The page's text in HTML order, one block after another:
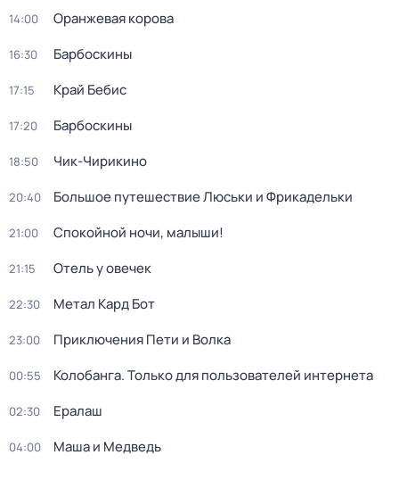
14:00 Оранжевая корова
16:30 Барбоскины
17:15 Край Бебис
17:20 Барбоскины
18:50 Чик-Чирикино
20:40 Большое путешествие Люськи и Фрикадельки
21:00 Спокойной ночи, малыши!
21:15 Отель у овечек
22:30 Метал Кард Бот
23:00 Приключения Пети и Волка
00:55 Колобанга. Только для пользователей интернета
02:30 Ералаш
04:00 Маша и Медведь